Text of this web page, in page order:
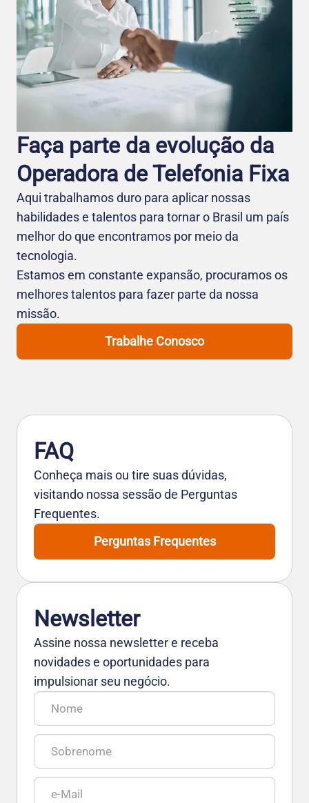
Faça parte da evolução da
Operadora de Telefo nia Fixa
Aqui trabalhamos duro para aplicar nossas
habilidades e talentos para tornar o Brasil um país
melhor do que encontramos por meio da
tecnologia.
Estamos em constante expansão, procuramos os
melhores talentos para fazer parte da nossa
missão.
Trabalhe Conosco
FAQ
Conheça mais ou tire suas dúvidas,
visitando nossa sessão de Perguntas
Frequentes.
Perguntas Frequentes
Newsletter
Assine nossa newsletter e receba
novidades e oportunidades para
impulsionar seu negócio.